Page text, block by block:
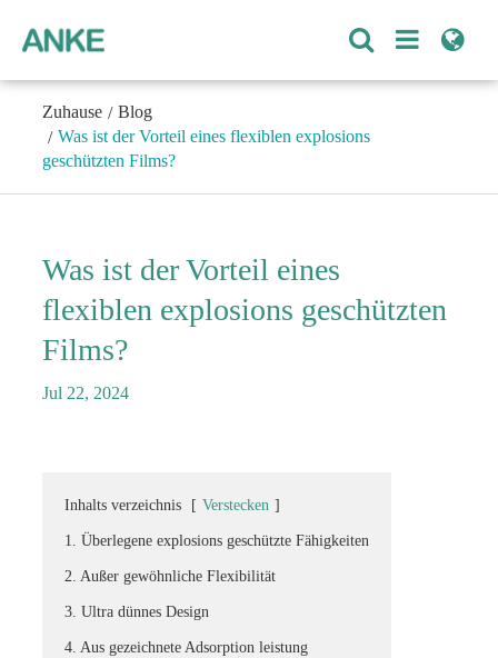
Zuhause
Blog
Was ist der Vorteil eines flexiblen explosions
geschützten Films?
Was ist der Vorteil eines
flexiblen explosions geschützten
Films?
Jul 22, 2024
Inhalts verzeichnis [ Verstecken ]
1. Überlegene explosions geschützte Fähigkeiten
2. Außer gewöhnliche Flexibilität
3. Ultra dünnes Design
4. Aus gezeichnete Adsorption leistung